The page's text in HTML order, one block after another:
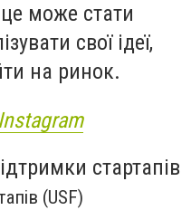
може стати
свої ідеї,
на ринок.
Instagram
стартапів
(USF)